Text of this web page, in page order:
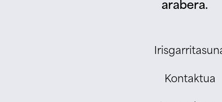
arabera.
Kontaktua